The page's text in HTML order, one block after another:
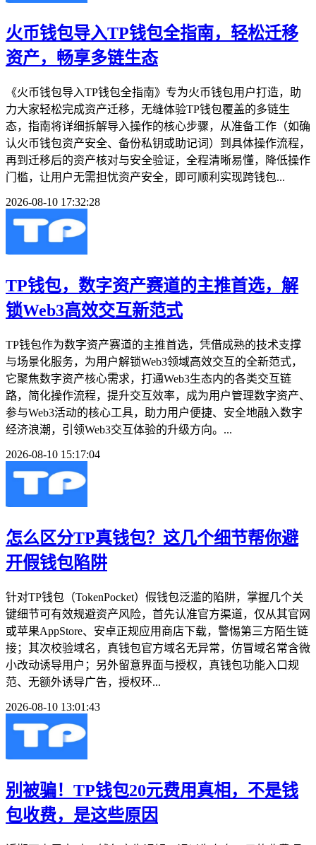
火币钱包导入TP钱包全指南，轻松迁移
资产，畅享多链生态
《火币钱包导入TP钱包全指南》专为火币钱包用户打造，助
力大家轻松完成资产迁移，无缝体验TP钱包覆盖的多链生
态，指南将详细拆解导入操作的核心步骤，从准备工作（如确
认火币钱包资产安全、备份私钥或助记词）到具体操作流程，
再到迁移后的资产核对与安全验证，全程清晰易懂，降低操作
门槛，让用户无需担忧资产安全，即可顺利实现跨钱包...
2026-08-10 17:32:28
TP钱包，数字资产赛道的主推首选，解
锁Web3高效交互新范式
TP钱包作为数字资产赛道的主推首选，凭借成熟的技术支撑
与场景化服务，为用户解锁Web3领域高效交互的全新范式，
它聚焦数字资产核心需求，打通Web3生态内的各类交互链
路，简化操作流程，提升交互效率，成为用户管理数字资产、
参与Web3活动的核心工具，助力用户便捷、安全地融入数字
经济浪潮，引领Web3交互体验的升级方向。...
2026-08-10 15:17:04
怎么区分TP真钱包？这几个细节帮你避
开假钱包陷阱
针对TP钱包（TokenPocket）假钱包泛滥的陷阱，掌握几个关
键细节可有效规避资产风险，首先认准官方渠道，仅从其官网
或苹果AppStore、安卓正规应用商店下载，警惕第三方陌生链
接；其次校验域名，真钱包官方域名无异常，仿冒域名常含微
小改动诱导用户；另外留意界面与授权，真钱包功能入口规
范、无额外诱导广告，授权环...
2026-08-10 13:01:43
别被骗！TP钱包20元费用真相，不是钱
包收费，是这些原因